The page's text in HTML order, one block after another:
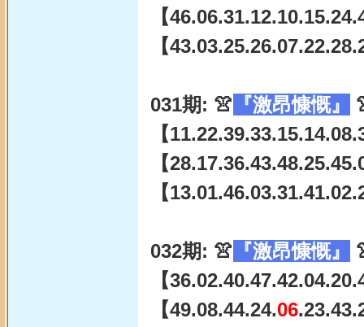
【
【
031期: 👚 『激昂慷慨』
【
【
【
032期: 👚 『激昂慷慨』
【
【49.08.44.24.06